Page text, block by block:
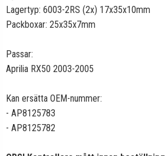
Lagertyp: 6003-2RS (2x) 17x35x10mm
Packboxar: 25x35x7mm
Passar:
Aprilia RX50 2003-2005
Kan ersätta OEM-nummer:
- AP8125783
- AP8125782